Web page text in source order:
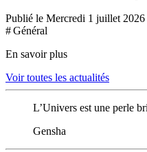
Publié le Mercredi 1 juillet 2026
# Général
En savoir plus
Voir toutes les actualités
L’Univers est une perle
Gensha